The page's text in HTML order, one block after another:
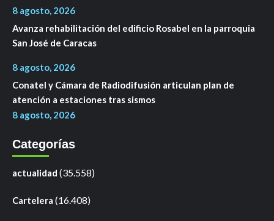
8 agosto, 2026
Avanza rehabilitación del edificio Rosabel en la parroquia
San José de Caracas
8 agosto, 2026
Conatel y Cámara de Radiodifusión articulan plan de
atención a estaciones tras sismos
8 agosto, 2026
Categorías
actualidad (35.558)
Cartelera (16.408)